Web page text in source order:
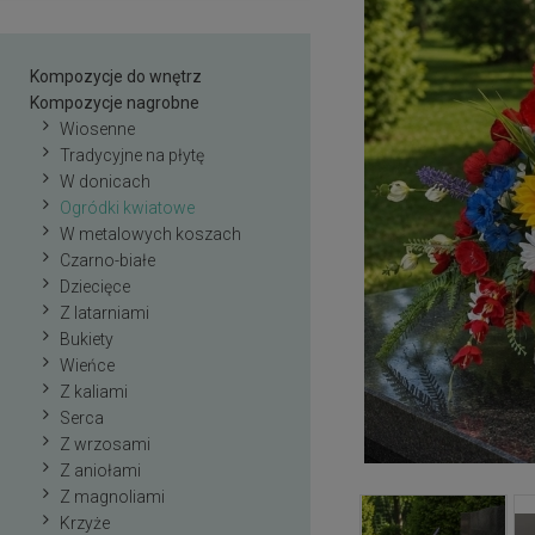
Kompozycje do wnętrz
Kompozycje nagrobne
Wiosenne
Tradycyjne na płytę
W donicach
Ogródki kwiatowe
W metalowych koszach
Czarno-białe
Dziecięce
Z latarniami
Bukiety
Wieńce
Z kaliami
Serca
Z wrzosami
Z aniołami
Z magnoliami
Krzyże